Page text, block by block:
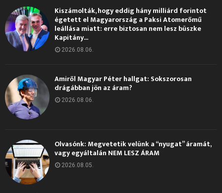
Kiszámolták, hogy eddig hány milliárd forintot
égetett el Magyarország a Paksi Atomerőmű
leállása miatt: erre biztosan nem lesz büszke
Kapitány...
2026.08.06.
Amiről Magyar Péter hallgat: Sokszorosan
drágábban jön az áram?
2026.08.06.
Olvasónk: Megvetetik velünk a “nyugat” áramát,
vagy egyáltalán NEM LESZ ÁRAM
2026.08.05.